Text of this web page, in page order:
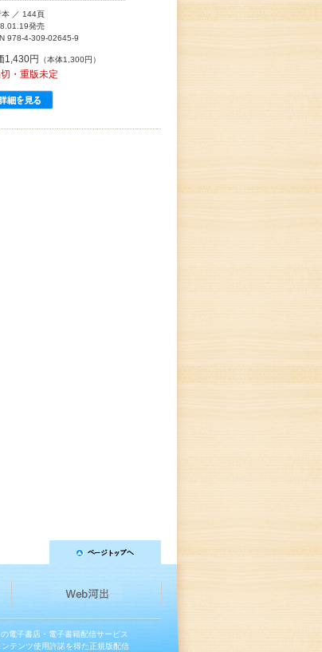
本 ／ 144頁
発売
978-4-309-02645-9
1,430円 （本体1,300円）
・重版未定
の電子書店・電子書籍配信サービス
テンツ使用許諾を得た正規版配信